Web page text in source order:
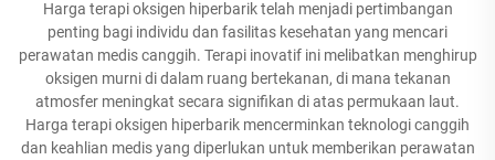
Harga terapi oksigen hiperbarik telah menjadi pertimbangan
penting bagi individu dan fasilitas kesehatan yang mencari
perawatan medis canggih. Terapi inovatif ini melibatkan menghirup
oksigen murni di dalam ruang bertekanan, di mana tekanan
atmosfer meningkat secara signifikan di atas permukaan laut.
Harga terapi oksigen hiperbarik mencerminkan teknologi canggih
dan keahlian medis yang diperlukan untuk memberikan perawatan